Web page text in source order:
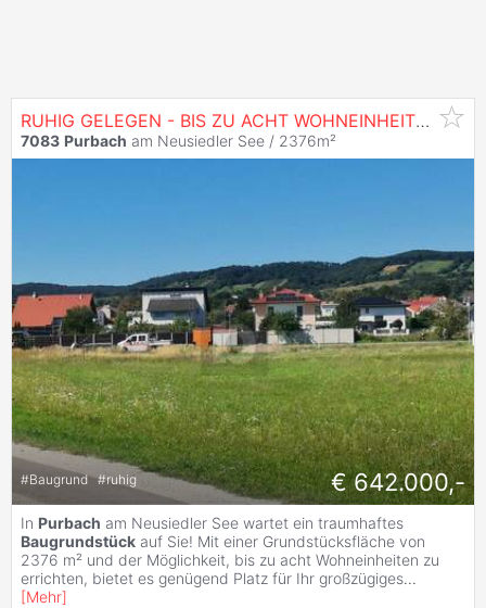
RUHIG GELEGEN - BIS ZU ACHT WOHNEINHEITEN MÖGLICH
7083 Purbach am Neusiedler See / 2376m²
#Baugrund #ruhig € 642.000,-
In Purbach am Neusiedler See wartet ein traumhaftes
Baugrundstück auf Sie! Mit einer Grundstücksfläche von
2376 m² und der Möglichkeit, bis zu acht Wohneinheiten zu
errichten, bietet es genügend Platz für Ihr großzügiges...
[Mehr]